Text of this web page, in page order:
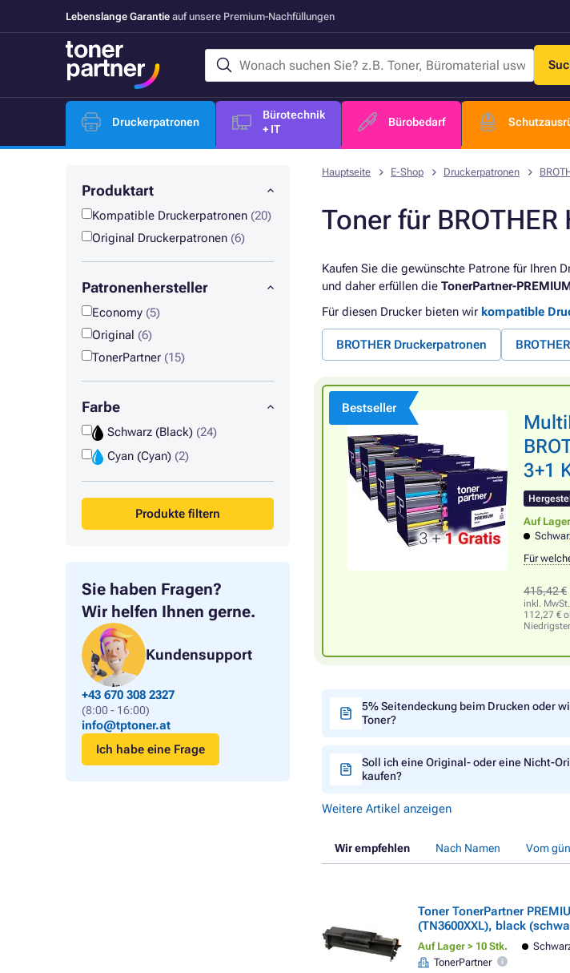
Lebenslange Garantie auf unsere Premium-Nachfüllungen
Druckerpatronen
Bürotechnik
+ IT
Bürobedarf
Produktart
Kompatible Druckerpatronen (20)
Original Druckerpatronen (6)
Patronenhersteller
Economy (5)
Original (6)
TonerPartner (15)
Farbe
Schwarz (Black) (24)
Cyan (Cyan) (2)
Produkte filtern
Sie haben Fragen?
Wir helfen Ihnen gerne.
Kundensupport
+43 670 308 2327
(8:00 - 16:00)
info@tptoner.at
Ich habe eine Frage
Hauptseite E-Shop Druckerpatronen
Toner für
Kaufen Sie die gewünschte Patrone für Ihren
und daher erfüllen die TonerPartner-
Für diesen Drucker bieten wir kompatible
BROTHER Druckerpatronen
Bestseller
3+1
Auf
Für
415,42 €
inkl.
112,27 €
5% Seitendeckung beim Drucken oder
Toner?
Soll ich eine Original- oder eine Nicht-
kaufen?
Weitere Artikel anzeigen
Wir empfehlen Nach Namen Vom
Toner TonerPartner
(TN3600XXL), black
Auf Lager > 10 Stk.
TonerPartner